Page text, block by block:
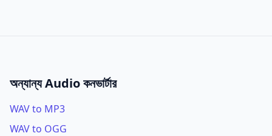
অন্যান্য Audio কনভার্টার
WAV to MP3
WAV to OGG